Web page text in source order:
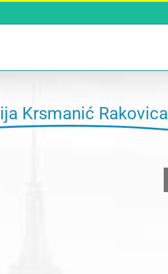
Krsmanić Rakovica